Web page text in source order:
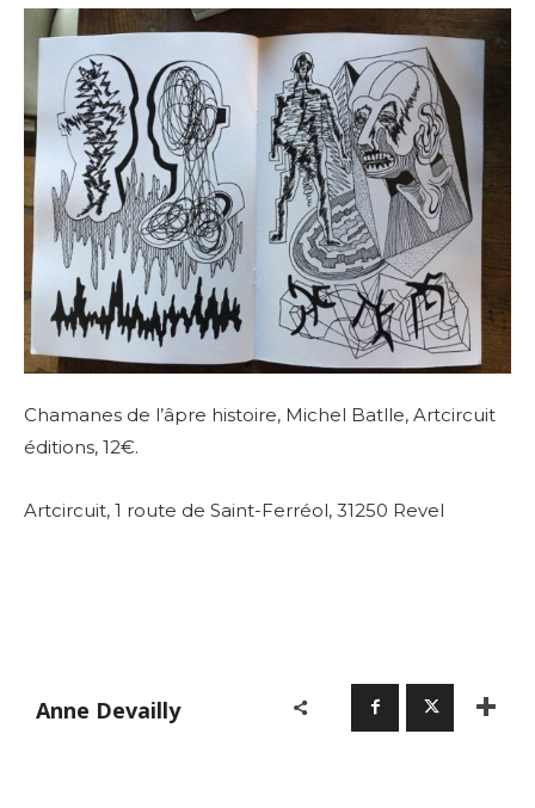
Chamanes de l’âpre histoire, Michel Batlle, Artcircuit
éditions, 12€.
Artcircuit, 1 route de Saint-Ferréol, 31250 Revel
Anne Devailly